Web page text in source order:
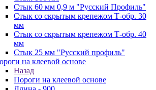
Стык 60 мм 0,9 м "Русский Профиль"
Стык со скрытым крепежом Т-обр. 30
мм
Стык со скрытым крепежом Т-обр. 40
мм
Стык 25 мм "Русский профиль"
на клеевой основе
Назад
Пороги на клеевой основе